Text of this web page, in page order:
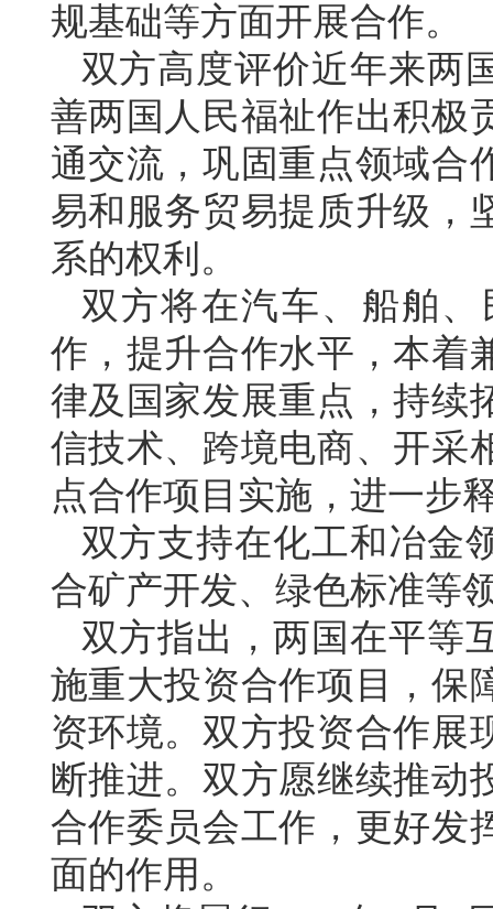
规基础等方面开展合作。
双方高度评价近年来两
善两国人民福祉作出积极
通交流，巩固重点领域合
易和服务贸易提质升级，
系的权利。
双方将在汽车、船舶
作，提升合作水平，本着
律及国家发展重点，持续
信技术、跨境电商、开采
点合作项目实施，进一步
双方支持在化工和冶金
合矿产开发、绿色标准等
双方指出，两国在平等
施重大投资合作项目，保
资环境。双方投资合作展
断推进。双方愿继续推动
合作委员会工作，更好发
面的作用。